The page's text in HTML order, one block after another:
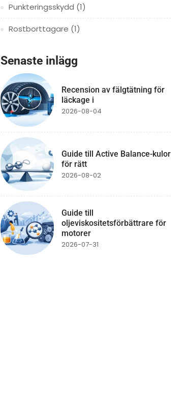
Punkteringsskydd (1)
Rostborttagare (1)
Senaste inlägg
Recension av fälgtätning för
läckage i
2026-08-04
Guide till Active Balance-kulor
för rätt
2026-08-02
Guide till
oljeviskositetsförbättrare för
motorer
2026-07-31